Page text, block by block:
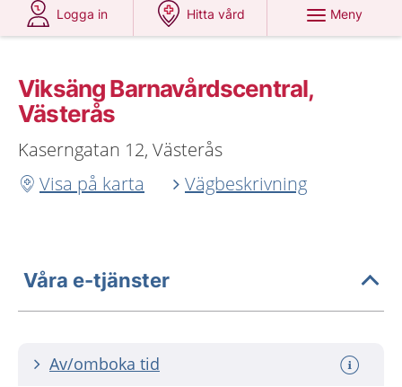
Logga in
Hitta vård
Meny
Viksäng Barnavårdscentral,
Västerås
Kaserngatan 12, Västerås
Visa på karta
Vägbeskrivning
Våra e-tjänster
Av/omboka tid